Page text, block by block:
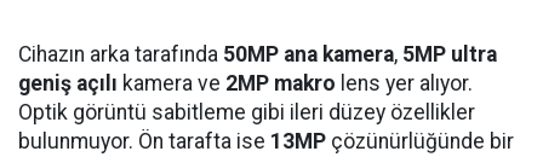
Cihazın arka tarafında 50MP ana kamera, 5MP ultra
geniş açılı kamera ve 2MP makro lens yer alıyor.
Optik görüntü sabitleme gibi ileri düzey özellikler
bulunmuyor. Ön tarafta ise 13MP çözünürlüğünde bir